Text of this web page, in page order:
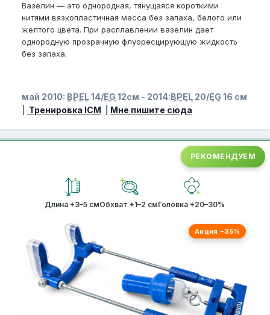
Вазелин — это однородная, тянущаяся короткими
нитями вязкопластичная масса без запаха, белого или
желтого цвета. При расплавлении вазелин дает
однородную прозрачную флуоресцирующую жидкость
без запаха.
май 2010: BPEL14/EG 12см - 2014:BPEL 20/EG 16 см
Тренировка ICM Мне пишите сюда
РЕКОМЕНДУЕМ
Длина +3–5 смОбхват +1–2 смГоловка +20–30%
Акция −35%